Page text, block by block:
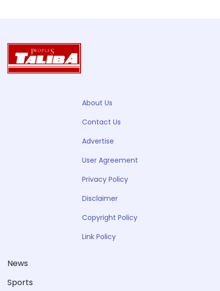
About Us
Contact Us
Advertise
User Agreement
Privacy Policy
Disclaimer
Copyright Policy
Link Policy
News
Sports